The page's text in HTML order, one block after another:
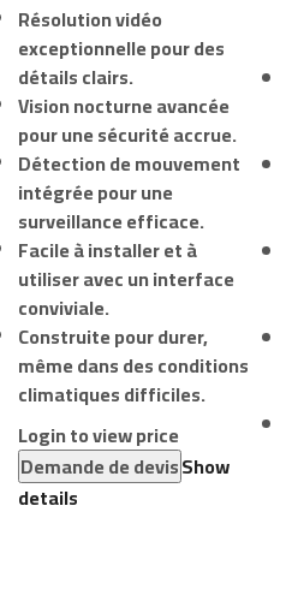
Résolution vidéo
exceptionnelle pour des
détails clairs.
Vision nocturne avancée
pour une sécurité accrue.
Détection de mouvement
intégrée pour une
surveillance efficace.
Facile à installer et à
utiliser avec un interface
conviviale.
Construite pour durer,
même dans des conditions
climatiques difficiles.
Login to view price
Demande de devisShow
details